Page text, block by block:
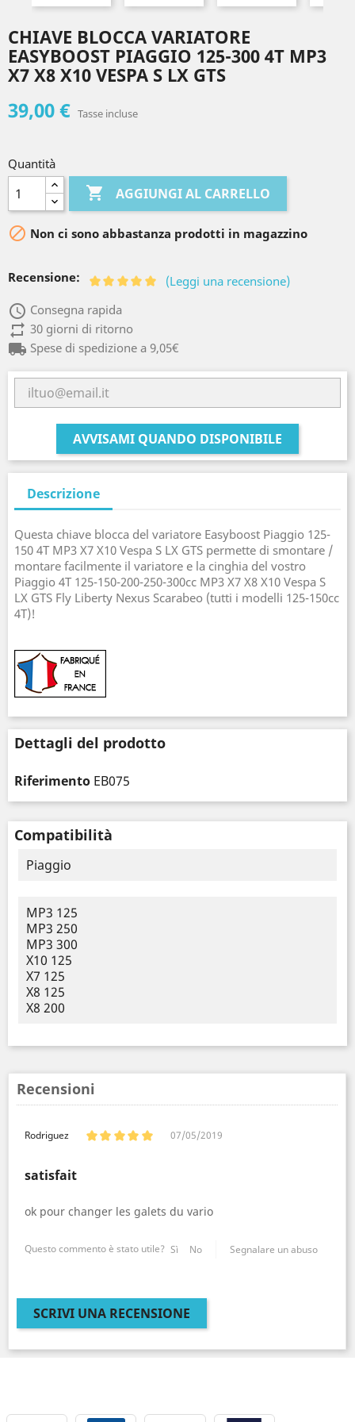
CHIAVE BLOCCA VARIATORE
EASYBOOST PIAGGIO 125-300 4T MP3
X7 X8 X10 VESPA S LX GTS
39,00 € Tasse incluse
Quantità
 AGGIUNGI AL CARRELLO
 Non ci sono abbastanza prodotti in magazzino
Recensione: (Leggi una recensione)
access_time Consegna rapida
repeat30 giorni di ritorno
local_shippingSpese di spedizione a 9,05€
AVVISAMI QUANDO DISPONIBILE
Descrizione
Questa chiave blocca del variatore Easyboost Piaggio 125-
150 4T MP3 X7 X10 Vespa S LX GTS permette di smontare /
montare facilmente il variatore e la cinghia del vostro
Piaggio 4T 125-150-200-250-300cc MP3 X7 X8 X10 Vespa S
LX GTS Fly Liberty Nexus Scarabeo (tutti i modelli 125-150cc
4T)!
Dettagli del prodotto
Riferimento EB075
Compatibilità
Piaggio
MP3 125
MP3 250
MP3 300
X10 125
X7 125
X8 125
X8 200
Recensioni
Rodriguez 07/05/2019
satisfait
ok pour changer les galets du vario
Questo commento è stato utile? Sì No Segnalare un abuso
SCRIVI UNA RECENSIONE